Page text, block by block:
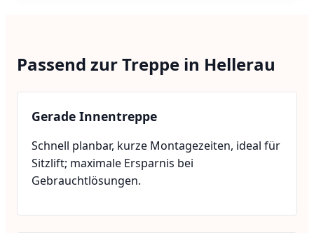
Passend zur Treppe in Hellerau
Gerade Innentreppe
Schnell planbar, kurze Montagezeiten, ideal für
Sitzlift; maximale Ersparnis bei
Gebrauchtlösungen.